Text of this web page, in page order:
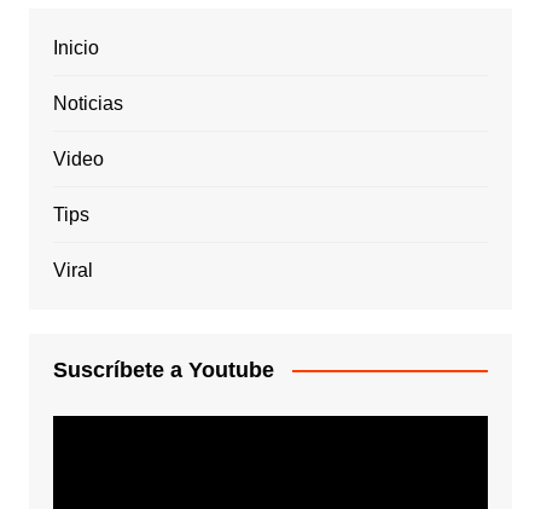
Inicio
Noticias
Video
Tips
Viral
Suscríbete a Youtube